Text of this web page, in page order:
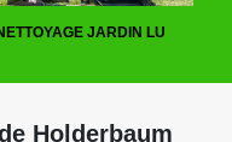
JARDIN LU
Holderbaum